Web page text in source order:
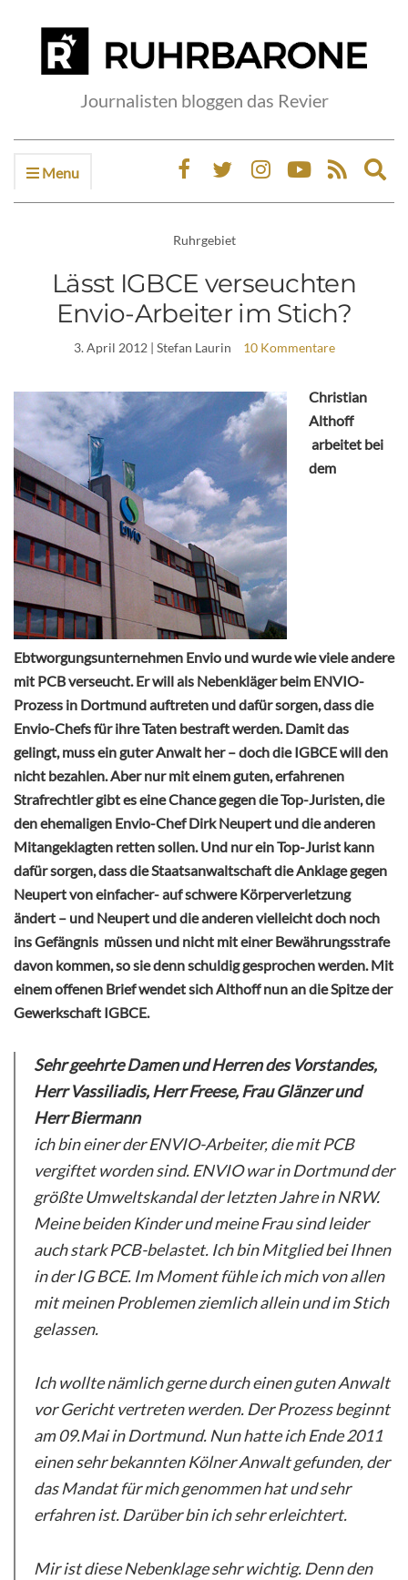
Journalisten bloggen das Revier
Menu
Ruhrgebiet
Lässt IGBCE verseuchten
Envio-Arbeiter im Stich?
3. April 2012| Stefan Laurin 10 Kommentare
Christian
Althoff
arbeitet bei
dem
Ebtworgungsunternehmen Envio und wurde wie viele andere
mit PCB verseucht. Er will als Nebenkläger beim ENVIO-
Prozess in Dortmund auftreten und dafür sorgen, dass die
Envio-Chefs für ihre Taten bestraft werden. Damit das
gelingt, muss ein guter Anwalt her – doch die IGBCE will den
nicht bezahlen. Aber nur mit einem guten, erfahrenen
Strafrechtler gibt es eine Chance gegen die Top-Juristen, die
den ehemaligen Envio-Chef Dirk Neupert und die anderen
Mitangeklagten retten sollen. Und nur ein Top-Jurist kann
dafür sorgen, dass die Staatsanwaltschaft die Anklage gegen
Neupert von einfacher- auf schwere Körperverletzung
ändert – und Neupert und die anderen vielleicht doch noch
ins Gefängnis müssen und nicht mit einer Bewährungsstrafe
davon kommen, so sie denn schuldig gesprochen werden. Mit
einem offenen Brief wendet sich Althoff nun an die Spitze der
Gewerkschaft IGBCE.
Sehr geehrte Damen und Herren des Vorstandes,
Herr Vassiliadis, Herr Freese, Frau Glänzer und
Herr Biermann
ich bin einer der ENVIO-Arbeiter, die mit PCB
vergiftet worden sind. ENVIO war in Dortmund der
größte Umweltskandal der letzten Jahre in NRW.
Meine beiden Kinder und meine Frau sind leider
auch stark PCB-belastet. Ich bin Mitglied bei Ihnen
in der IG BCE. Im Moment fühle ich mich von allen
mit meinen Problemen ziemlich allein und im Stich
gelassen.
Ich wollte nämlich gerne durch einen guten Anwalt
vor Gericht vertreten werden. Der Prozess beginnt
am 09.Mai inDortmund. Nun hatte ich Ende 2011
einen sehr bekannten Kölner Anwalt gefunden, der
das Mandat für mich genommen hat und sehr
erfahren ist. Darüber bin ich sehr erleichtert.
Mir ist diese Nebenklage sehr wichtig. Denn den